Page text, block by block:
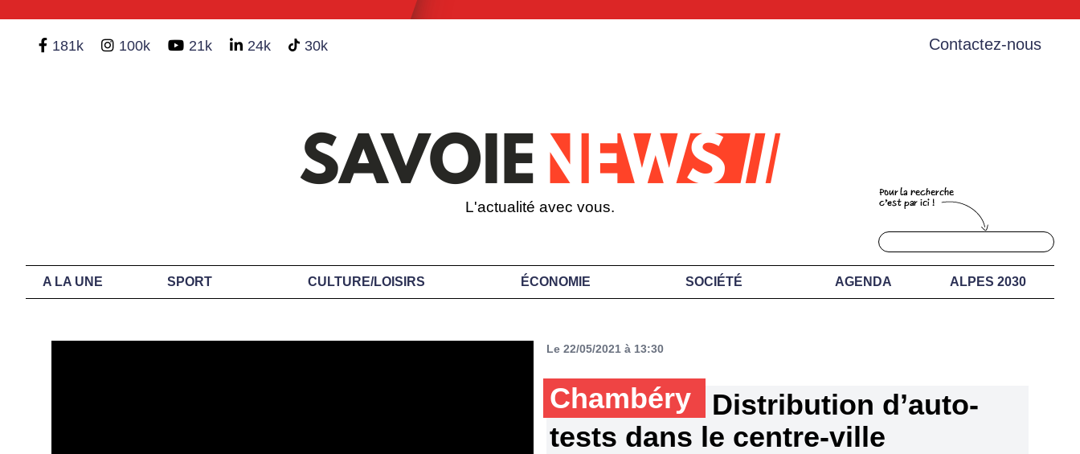
181k 100k 21k 24k 30k Contactez-nous
L'actualité avec vous.
A LA UNE SPORT CULTURE/LOISIRS ÉCONOMIE SOCIÉTÉ AGENDA ALPES 2030
Le 22/05/2021 à 13:30
Chambéry
Distribution d’auto-
tests dans le centre-ville